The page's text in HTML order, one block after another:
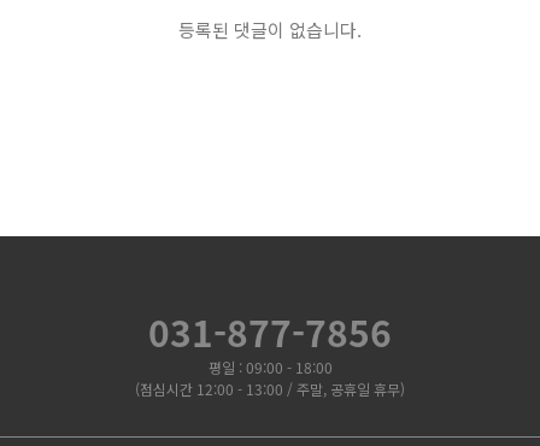
등록된 댓글이 없습니다.
031-877-7856
평일 : 09:00 - 18:00
(점심시간 12:00 - 13:00 / 주말, 공휴일 휴무)